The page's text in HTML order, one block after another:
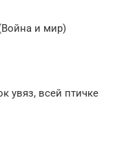
и мир)
увяз, всей птичке